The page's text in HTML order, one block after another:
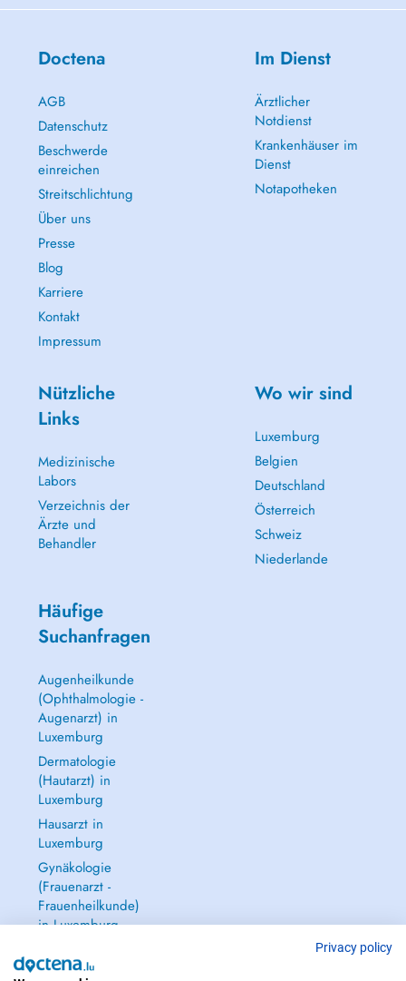
Doctena
AGB
Datenschutz
Beschwerde
einreichen
Streitschlichtung
Über uns
Presse
Blog
Karriere
Kontakt
Impressum
Im Dienst
Ärztlicher
Notdienst
Krankenhäuser im
Dienst
Notapotheken
Nützliche
Links
Medizinische
Labors
Verzeichnis der
Ärzte und
Behandler
Wo wir sind
Luxemburg
Belgien
Deutschland
Österreich
Schweiz
Niederlande
Häufige
Suchanfragen
Augenheilkunde
(Ophthalmologie -
Augenarzt) in
Luxemburg
Dermatologie
(Hautarzt) in
Luxemburg
Hausarzt in
Luxemburg
Gynäkologie
(Frauenarzt -
Frauenheilkunde)
in Luxemburg
Privacy policy